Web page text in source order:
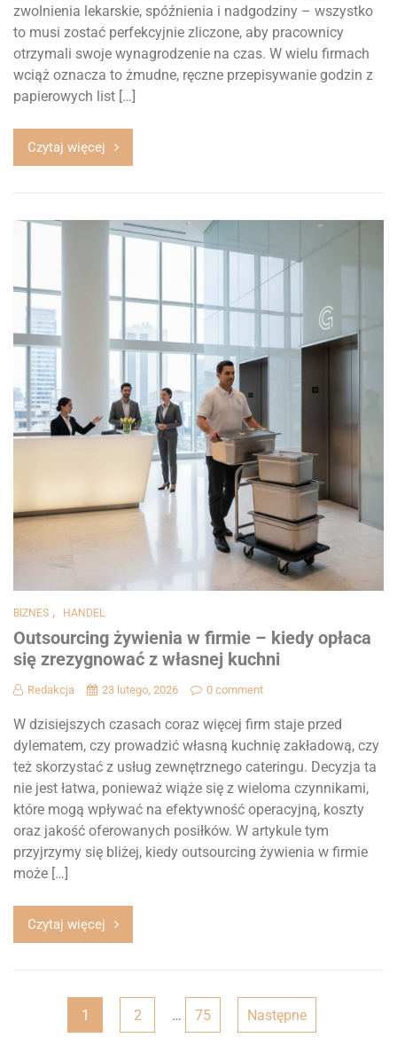
zwolnienia lekarskie, spóźnienia i nadgodziny – wszystko
to musi zostać perfekcyjnie zliczone, aby pracownicy
otrzymali swoje wynagrodzenie na czas. W wielu firmach
wciąż oznacza to żmudne, ręczne przepisywanie godzin z
papierowych list […]
Czytaj więcej
BIZNES , HANDEL
Outsourcing żywienia w firmie – kiedy opłaca
się zrezygnować z własnej kuchni
Redakcja 23 lutego, 2026 0 comment
W dzisiejszych czasach coraz więcej firm staje przed
dylematem, czy prowadzić własną kuchnię zakładową, czy
też skorzystać z usług zewnętrznego cateringu. Decyzja ta
nie jest łatwa, ponieważ wiąże się z wieloma czynnikami,
które mogą wpływać na efektywność operacyjną, koszty
oraz jakość oferowanych posiłków. W artykule tym
przyjrzymy się bliżej, kiedy outsourcing żywienia w firmie
może […]
Czytaj więcej
Stronicowanie
1 2 … 75 Następne